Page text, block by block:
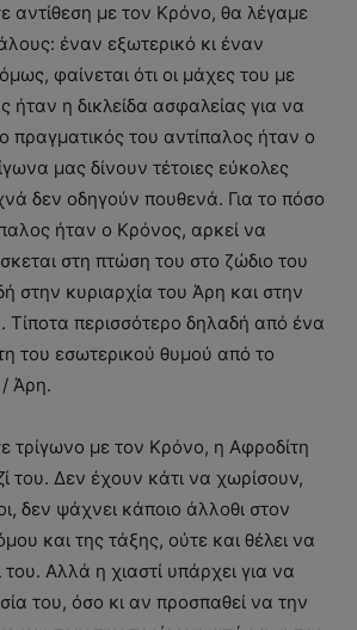
αντίθεση με τον Κρόνο, θα λέγαμε
έναν εξωτερικό κι έναν
φαίνεται ότι οι μάχες του με
ήταν η δικλείδα ασφαλείας για να
πραγματικός του αντίπαλος ήταν ο
μας δίνουν τέτοιες εύκολες
δεν οδηγούν πουθενά. Για το πόσο
ήταν ο Κρόνος, αρκεί να
στη πτώση του στο ζώδιο του
στην κυριαρχία του Άρη και στην
Τίποτα περισσότερο δηλαδή από ένα
του εσωτερικού θυμού από το
Άρη.
τρίγωνο με τον Κρόνο, η Αφροδίτη
του. Δεν έχουν κάτι να χωρίσουν,
δεν ψάχνει κάποιο άλλοθι στον
και της τάξης, ούτε και θέλει να
του. Αλλά η χιαστί υπάρχει για να
του, όσο κι αν προσπαθεί να την